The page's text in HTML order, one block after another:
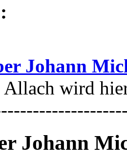
Johann
Allach wird
Johann